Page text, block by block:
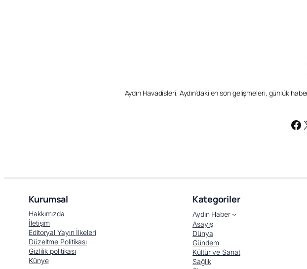
Aydın Havadisleri, Aydın’daki en son gelişmeleri, günlük
Kurumsal
Hakkımızda
İletişim
Editoryal Yayın İlkeleri
Düzeltme Politikası
Gizlilik politikası
Künye
Kategoriler
Aydın Haber
Asayiş
Dünya
Gündem
Kültür ve Sanat
Sağlık